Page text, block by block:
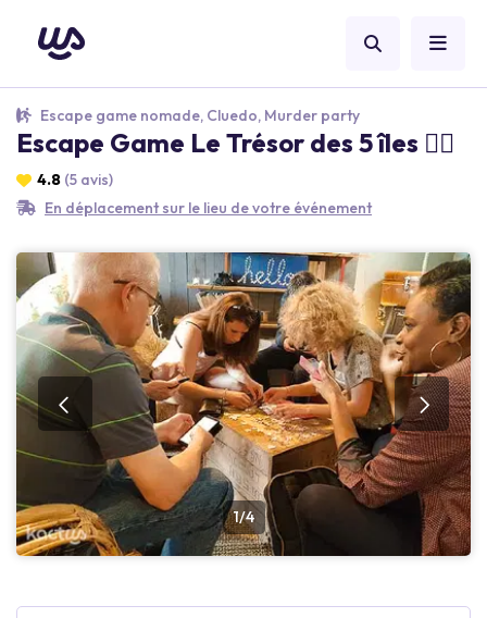
Escape game nomade, Cluedo, Murder party
Escape Game Le Trésor des 5 îles 🏴‍☠️
4.8 (5 avis)
En déplacement sur le lieu de votre événement
1/4